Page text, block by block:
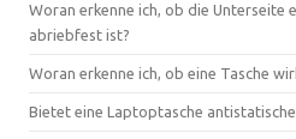
Woran erkenne ich, ob die Unterseite
abriebfest ist?
Woran erkenne ich, ob eine Tasche
Bietet eine Laptoptasche